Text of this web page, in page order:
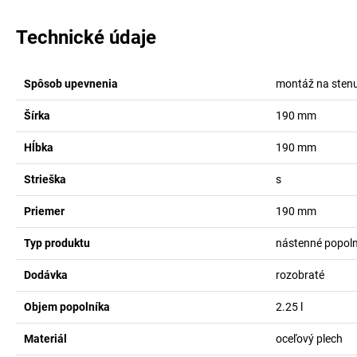
Technické údaje
Spôsob upevnenia montáž na
Šírka 190 mm
Hĺbka 190 mm
Strieška s
Priemer 190 mm
Typ produktu nástenné
Dodávka rozobraté
Objem popolníka 2.25 l
Materiál oceľový plech